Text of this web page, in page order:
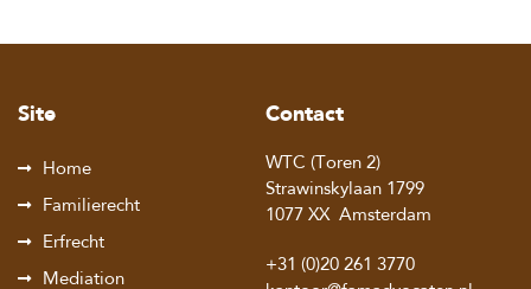
Site
Home
Familierecht
Erfrecht
Mediation
Contact
WTC (Toren 2)
Strawinskylaan 1799
1077 XX Amsterdam
+31 (0)20 261 3770